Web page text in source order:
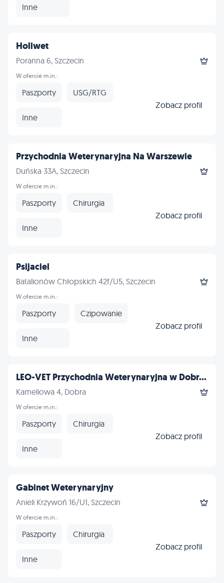
Inne
Holiwet
Poranna 6, Szczecin
W ofercie m.in.:
Paszporty USG/RTG
Inne
Zobacz profil
Przychodnia Weterynaryjna Na Warszewie
Duńska 33A, Szczecin
W ofercie m.in.:
Paszporty Chirurgia
Inne
Zobacz profil
Psijaciel
Batalionów Chłopskich 42f/U5, Szczecin
W ofercie m.in.:
Paszporty Czipowanie
Inne
Zobacz profil
LEO-VET Przychodnia Weterynaryjna w Dobr...
Kameliowa 4, Dobra
W ofercie m.in.:
Paszporty Chirurgia
Inne
Zobacz profil
Gabinet Weterynaryjny
Anieli Krzywoń 16/U1, Szczecin
W ofercie m.in.:
Paszporty Chirurgia
Inne
Zobacz profil